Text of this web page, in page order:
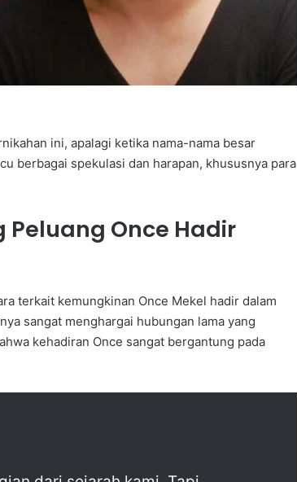
ini, apalagi ketika nama-nama besar
berbagai spekulasi dan harapan, khususnya para
Once Hadir
terkait kemungkinan Once Mekel hadir dalam
sangat menghargai hubungan lama yang
kehadiran Once sangat bergantung pada